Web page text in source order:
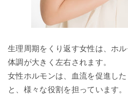
生理周期をくり返す女性は、ホ
体調が大きく左右されます。
女性ホルモンは、血流を促進し
と、様々な役割を担っています。